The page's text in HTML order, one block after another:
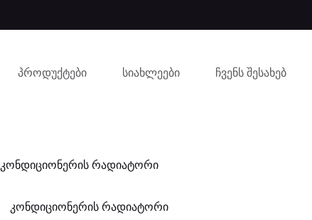
პროდუქტები სიახლეები ჩვენს შესახებ
კონდიციონერის რადიატორი
კონდიციონერის რადიატორი